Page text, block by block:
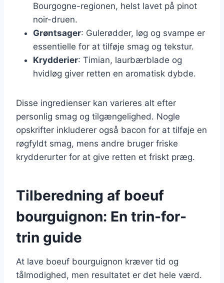
Bourgogne-regionen, helst lavet på pinot
noir-druen.
Grøntsager: Gulerødder, løg og svampe er
essentielle for at tilføje smag og tekstur.
Krydderier: Timian, laurbærblade og
hvidløg giver retten en aromatisk dybde.
Disse ingredienser kan varieres alt efter
personlig smag og tilgængelighed. Nogle
opskrifter inkluderer også bacon for at tilføje en
røgfyldt smag, mens andre bruger friske
krydderurter for at give retten et friskt præg.
Tilberedning af boeuf
bourguignon: En trin-for-
trin guide
At lave boeuf bourguignon kræver tid og
tålmodighed, men resultatet er det hele værd.